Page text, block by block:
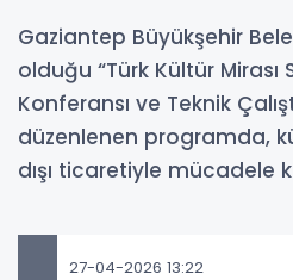
Gaziantep Büyükşehir
olduğu “Türk Kültür Mirası
Konferansı ve Teknik
düzenlenen programda,
dışı ticaretiyle mücadele
27-04-2026 13:22